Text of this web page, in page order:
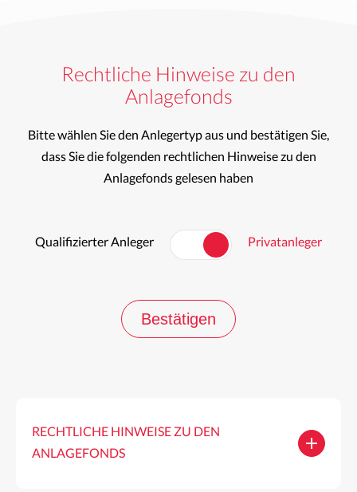
Rechtliche Hinweise zu den
Anlagefonds
Bitte wählen Sie den Anlegertyp aus und bestätigen Sie,
dass Sie die folgenden rechtlichen Hinweise zu den
Anlagefonds gelesen haben
Qualifizierter Anleger Privatanleger
Bestätigen
RECHTLICHE HINWEISE ZU DEN
ANLAGEFONDS